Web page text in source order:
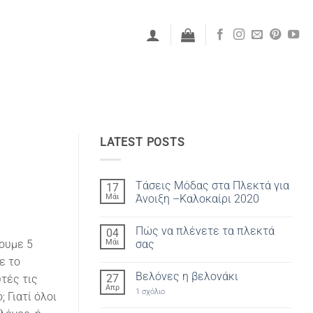
5
το
τις
όλοι
LATEST POSTS
17
Μάι
Τάσεις Μόδας στα Πλεκτά για
Άνοιξη –Καλοκαίρι 2020
σχόλια
στο
Τάσεις
Πλεκτά
Άνοιξη
04
Μάι
Πώς να πλένετε τα πλεκτά
σας
σχόλια
Πώς
27
Απρ
Βελόνες η βελονάκι
1 σχόλιοστο